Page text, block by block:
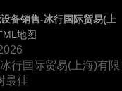
备销售-冰行国际贸易(上
地图
行国际贸易(上海)有限
最佳